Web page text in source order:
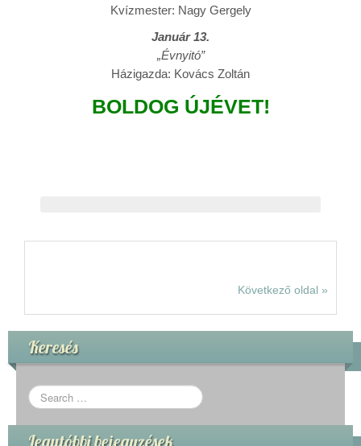
Kvízmester: Nagy Gergely
Január 13.
„Évnyitó”
Házigazda: Kovács Zoltán
BOLDOG ÚJÉVET!
Következő oldal »
Keresés
Legutóbbi bejegyzések